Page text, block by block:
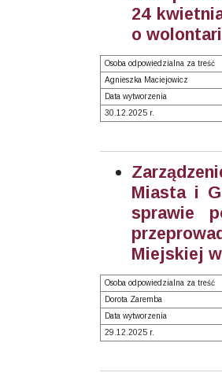
24
o
Osoba odpowiedzialna za treść
Agnieszka Maciejowicz
Data wytworzenia
30.12.2025 r.
Miasta i
sprawie
Miejskiej
Osoba odpowiedzialna za treść
Dorota Zaremba
Data wytworzenia
29.12.2025 r.